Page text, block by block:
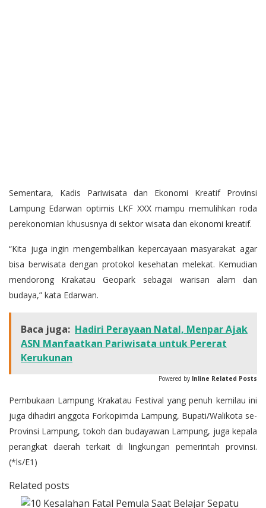
Sementara, Kadis Pariwisata dan Ekonomi Kreatif Provinsi
Lampung Edarwan optimis LKF XXX mampu memulihkan roda
perekonomian khususnya di sektor wisata dan ekonomi kreatif.
“Kita juga ingin mengembalikan kepercayaan masyarakat agar
bisa berwisata dengan protokol kesehatan melekat. Kemudian
mendorong Krakatau Geopark sebagai warisan alam dan
budaya,” kata Edarwan.
Baca juga: Hadiri Perayaan Natal, Menpar Ajak
ASN Manfaatkan Pariwisata untuk Pererat
Kerukunan
Powered by Inline Related Posts
Pembukaan Lampung Krakatau Festival yang penuh kemilau ini
juga dihadiri anggota Forkopimda Lampung, Bupati/Walikota se-
Provinsi Lampung, tokoh dan budayawan Lampung, juga kepala
perangkat daerah terkait di lingkungan pemerintah provinsi.
(*ls/E1)
Related posts